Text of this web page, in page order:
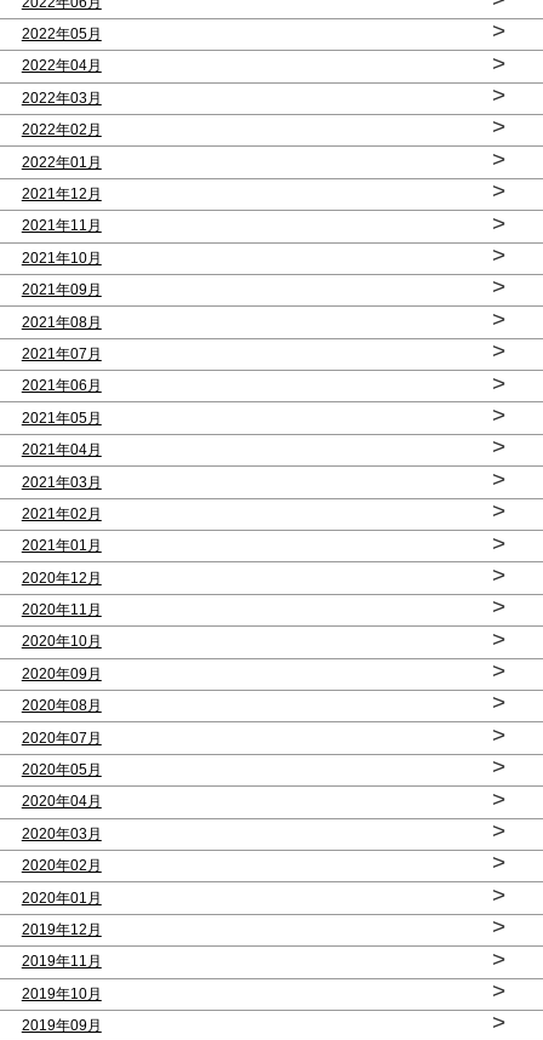
2022年05月 >
2022年04月 >
2022年03月 >
2022年02月 >
2022年01月 >
2021年12月 >
2021年11月 >
2021年10月 >
2021年09月 >
2021年08月 >
2021年07月 >
2021年06月 >
2021年05月 >
2021年04月 >
2021年03月 >
2021年02月 >
2021年01月 >
2020年12月 >
2020年11月 >
2020年10月 >
2020年09月 >
2020年08月 >
2020年07月 >
2020年05月 >
2020年04月 >
2020年03月 >
2020年02月 >
2020年01月 >
2019年12月 >
2019年11月 >
2019年10月 >
2019年09月 >